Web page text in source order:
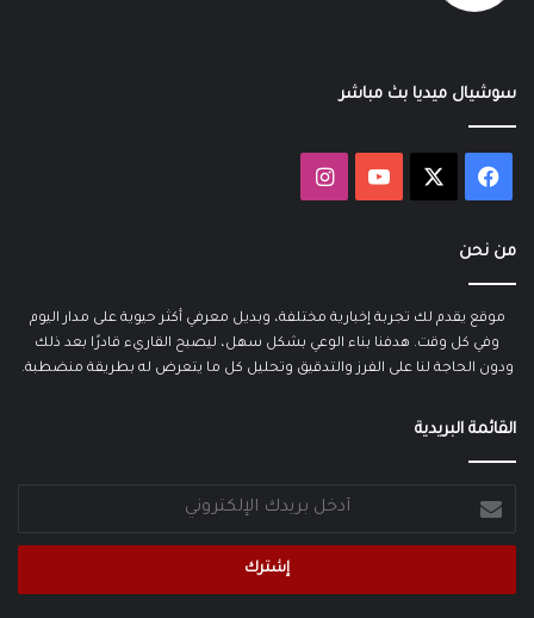
سوشيال ميديا بث مباشر
فيسبوك ‫YouTubeانستقرام
من نحن
موقع يقدم لك تجربة إخبارية مختلفة، وبديل معرفي أكثر حيوية على مدار اليوم
وفي كل وقت. هدفنا بناء الوعي بشكل سهل، ليصبح القاريء قادرًا بعد ذلك
ودون الحاجة لنا على الفرز والتدقيق وتحليل كل ما يتعرض له بطريقة منضطبة.
القائمة البريدية
بريدك
الإلكتروني